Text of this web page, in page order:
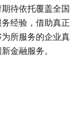
待依托覆盖全国
经验，借助真正
所服务的企业真
金融服务。